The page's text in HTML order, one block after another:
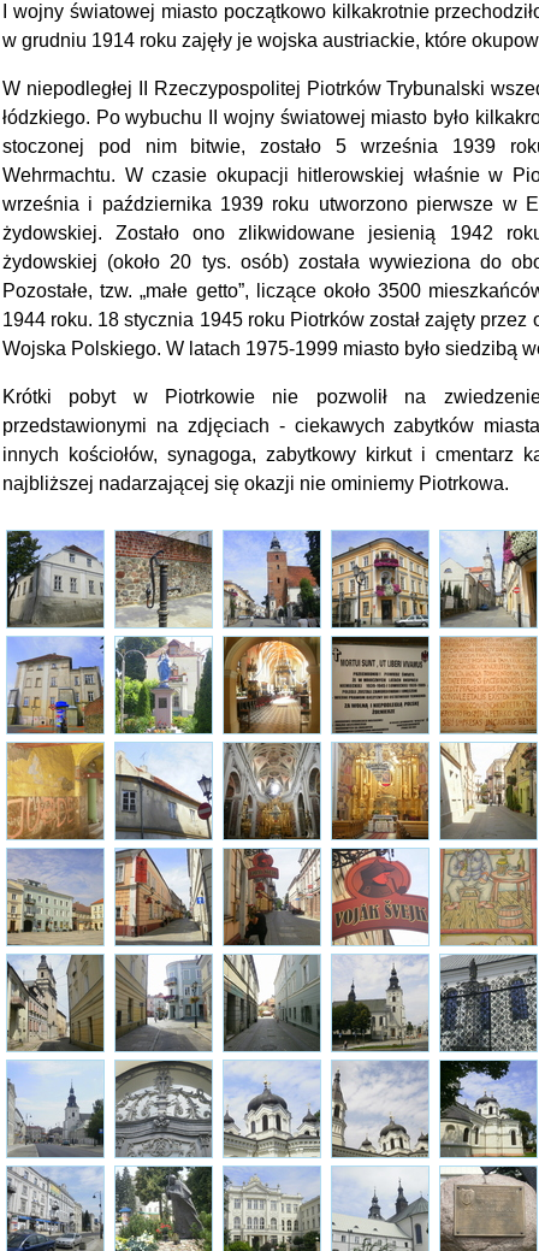
I wojny światowej miasto początkowo kilkakrotnie
w grudniu 1914 roku zajęły je wojska austriackie, które
W niepodległej II Rzeczypospolitej Piotrków Trybunalski
łódzkiego. Po wybuchu II wojny światowej miasto było
stoczonej pod nim bitwie, zostało 5 września 1939
Wehrmachtu. W czasie okupacji hitlerowskiej właśnie w
września i października 1939 roku utworzono pierwsze w
żydowskiej. Zostało ono zlikwidowane jesienią 1942
żydowskiej (około 20 tys. osób) została wywieziona do
Pozostałe, tzw. „małe getto”, liczące około 3500
1944 roku. 18 stycznia 1945 roku Piotrków został zajęty przez
Wojska Polskiego. W latach 1975-1999 miasto było siedzibą
Krótki pobyt w Piotrkowie nie pozwolił na
przedstawionymi na zdjęciach - ciekawych zabytków
innych kościołów, synagoga, zabytkowy kirkut i cmentarz
najbliższej nadarzającej się okazji nie ominiemy Piotrkowa.